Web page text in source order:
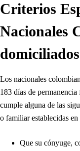
Criterios
Nacionales
Los nacionales
183 días de permanencia
cumple alguna de las
o familiar establecidas
Que su cónyuge,